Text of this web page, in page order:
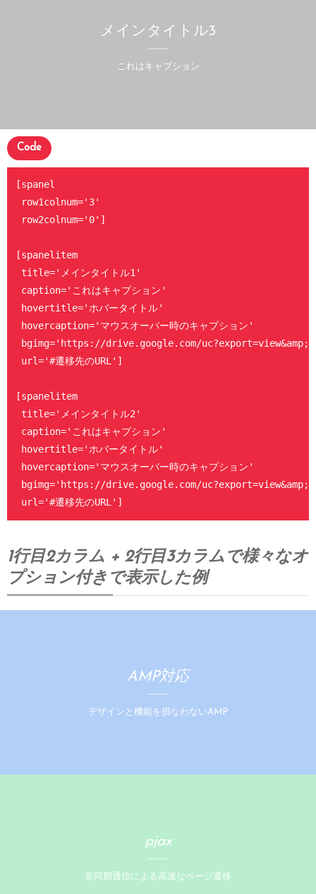
メインタイトル3
これはキャプション
Code
[spanel
row1colnum='3'
row2colnum='0']
[spanelitem
title='メインタイトル1'
caption='これはキャプション'
hovertitle='ホバータイトル'
hovercaption='マウスオーバー時のキャプション'
bgimg='https://drive.google.com/
url='#遷移先のURL']
[spanelitem
title='メインタイトル2'
caption='これはキャプション'
hovertitle='ホバータイトル'
hovercaption='マウスオーバー時のキャプション'
bgimg='https://drive.google.com/
url='#遷移先のURL']
title='メインタイトル3'
caption='これはキャプション'
hovercaption='マウスオーバー時のキャプション'
1行目2カラム + 2行目3カラムで様々なオ
プション付きで表示した例
AMP対応
デザインと機能を損なわないAMP
pjax
非同期通信による高速なページ遷移